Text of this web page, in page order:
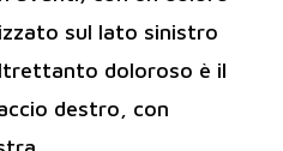
sul lato sinistro
doloroso è il
destro, con